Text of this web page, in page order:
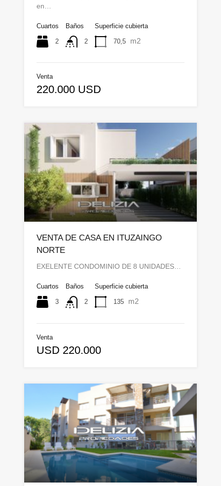
en…
Cuartos
2
Baños
2
Superficie cubierta
70,5 m2
Venta
220.000 USD
VENTA DE CASA EN ITUZAINGO
NORTE
EXELENTE CONDOMINIO DE 8 UNIDADES…
Cuartos
3
Baños
2
Superficie cubierta
135 m2
Venta
USD 220.000